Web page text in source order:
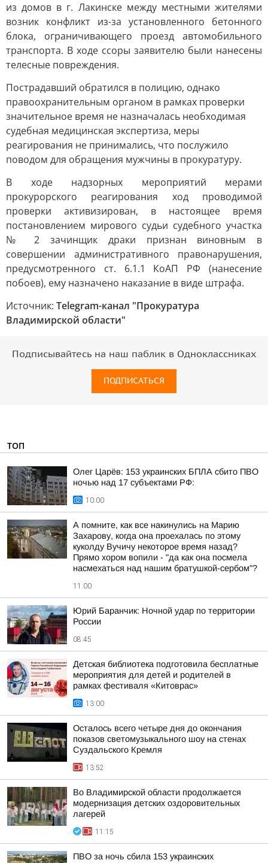
из домов в г. Лакинске между местными жителями
возник конфликт из-за установленного бетонного
блока, ограничивающего проезд автомобильного
транспорта. В ходе ссоры заявителю были нанесены
телесные повреждения.
Пострадавший обратился в полицию, однако
правоохранительным органом в рамках проверки
значительное время не назначалась необходимая
судебная медицинская экспертиза, меры
реагирования не принимались, что послужило
поводом для обращения мужчины в прокуратуру.
В ходе надзорных мероприятий мерами
прокурорского реагирования ход проводимой
проверки активизирован, в настоящее время
постановлением мирового судьи судебного участка
№ 2 зачинщик драки признан виновным в
совершении административного правонарушения,
предусмотренного ст. 6.1.1 КоАП РФ (нанесение
побоев), ему назначено наказание в виде штрафа.
Источник: Telegram-канал "Прокуратура
Владимирской области"
Подписывайтесь на наш паблик в Одноклассниках
ПОДПИСАТЬСЯ
ТОП
Олег Царёв: 153 украинских БПЛА сбито ПВО
ночью над 17 субъектами РФ:
10:00
А помните, как все накинулись на Марию
Захарову, когда она проехалась по этому
куколду Вучичу некоторое время назад?
Прямо хором вопили - "да как она посмела
насмехаться над нашим братушкой-сербом"?
11:00
Юрий Баранчик: Ночной удар по территории
России
08:45
Детская библиотека подготовила бесплатные
мероприятия для детей и родителей в
рамках фестиваля «Китоврас»
13:00
Осталось всего четыре дня до окончания
показов светомузыкального шоу на стенах
Суздальского Кремля
13:52
Во Владимирской области продолжается
модернизация детских оздоровительных
лагерей
11:15
ПВО за ночь сбила 153 украинских